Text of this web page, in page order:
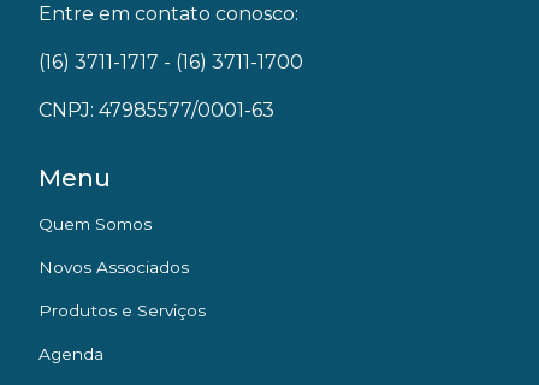
Entre em contato conosco:
(16) 3711-1717 - (16) 3711-1700
CNPJ: 47985577/0001-63
Menu
Quem Somos
Novos Associados
Produtos e Serviços
Agenda